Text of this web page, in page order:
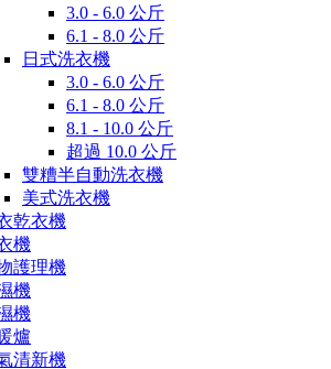
3.0 - 6.0 公斤
6.1 - 8.0 公斤
日式洗衣機
3.0 - 6.0 公斤
6.1 - 8.0 公斤
8.1 - 10.0 公斤
超過 10.0 公斤
雙糟半自動洗衣機
美式洗衣機
乾衣機
機
護理機
機
機
爐
清新機